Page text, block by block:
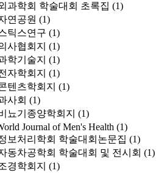
과학회 학술대회 초록집 (1)
연공원 (1)
틱스연구 (1)
사협회지 (1)
학기술지 (1)
자학회지 (1)
텐츠학회지 (1)
사회 (1)
뇨기종양학회지 (1)
Journal of Men's Health (1)
보처리학회 학술대회논문집 (1)
동차공학회 학술대회 및 전시회 (1)
경학회지 (1)